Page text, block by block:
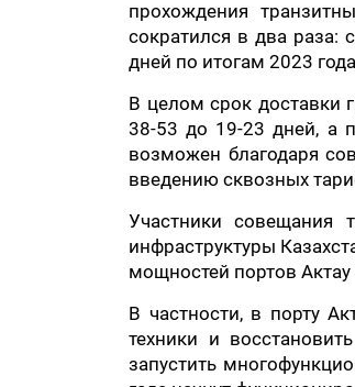
прохождения
сократился в два раза:
дней по итогам 2023
В целом срок доставки
38-53 до 19-23 дней, а
возможен благодаря
введению сквозных
Участники совещания
инфраструктуры
мощностей портов
В частности, в порту
техники и
запустить